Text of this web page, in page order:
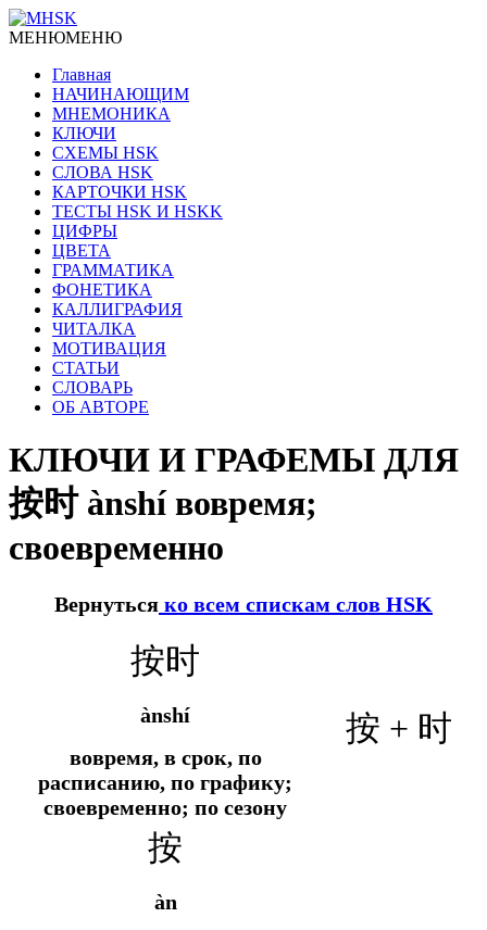
МЕНЮМЕНЮ
Главная
НАЧИНАЮЩИМ
МНЕМОНИКА
КЛЮЧИ
СХЕМЫ HSK
СЛОВА HSK
КАРТОЧКИ HSK
ТЕСТЫ HSK И HSKK
ЦИФРЫ
ЦВЕТА
ГРАММАТИКА
ФОНЕТИКА
КАЛЛИГРАФИЯ
ЧИТАЛКА
МОТИВАЦИЯ
СТАТЬИ
СЛОВАРЬ
ОБ АВТОРЕ
КЛЮЧИ И ГРАФЕМЫ ДЛЯ
按时 ànshí вовремя;
своевременно
Вернуться ко всем спискам слов HSK
按时
ànshí
вовремя, в срок, по
расписанию, по графику;
своевременно; по сезону
按 + 时
按
àn